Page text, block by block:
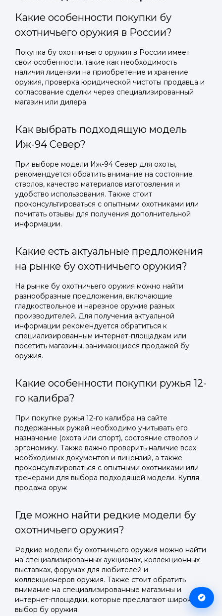
Какие особенности покупки бу
охотничьего оружия в России?
Покупка бу охотничьего оружия в России имеет
свои особенности, такие как необходимость
наличия лицензии на приобретение и хранение
оружия, проверка юридической чистоты продавца и
согласование сделки через специализированный
магазин или дилера.
Как выбрать подходящую модель
Иж-94 Север?
При выборе модели Иж-94 Север для охоты,
рекомендуется обратить внимание на состояние
стволов, качество материалов изготовления и
удобство использования. Также стоит
проконсультироваться с опытными охотниками или
почитать отзывы для получения дополнительной
информации.
Какие есть актуальные предложения
на рынке бу охотничьего оружия?
На рынке бу охотничьего оружия можно найти
разнообразные предложения, включающие
гладкоствольное и нарезное оружие разных
производителей. Для получения актуальной
информации рекомендуется обратиться к
специализированным интернет-площадкам или
посетить магазины, занимающиеся продажей бу
оружия.
Какие особенности покупки ружья 12-
го калибра?
При покупке ружья 12-го калибра на сайте
подержанных ружей необходимо учитывать его
назначение (охота или спорт), состояние стволов и
эргономику. Также важно проверить наличие всех
необходимых документов и лицензий, а также
проконсультироваться с опытными охотниками или
тренерами для выбора подходящей модели. Купля
продажа оруж
Где можно найти редкие модели бу
охотничьего оружия?
Редкие модели бу охотничьего оружия можно найти
на специализированных аукционах, коллекционных
выставках, форумах для любителей и
коллекционеров оружия. Также стоит обратить
внимание на специализированные магазины и
интернет-площадки, которые предлагают широкий
выбор бу оружия.